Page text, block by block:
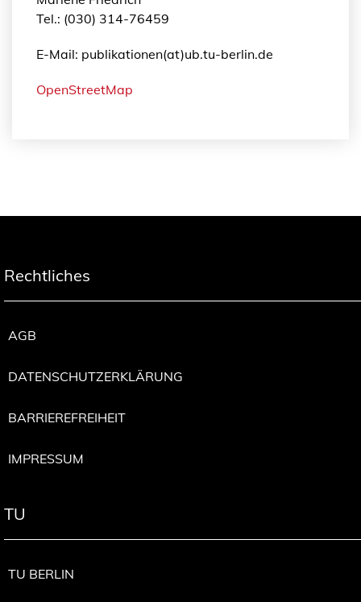
Tel.: (030) 314-76459
E-Mail: publikationen(at)ub.tu-berlin.de
OpenStreetMap
Rechtliches
AGB
DATENSCHUTZERKLÄRUNG
BARRIEREFREIHEIT
IMPRESSUM
TU
TU BERLIN